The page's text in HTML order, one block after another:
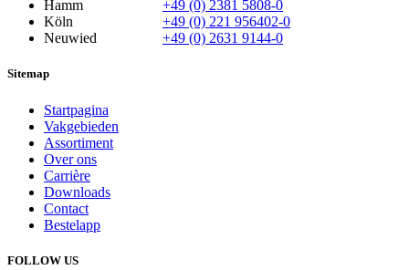
Hamm
+49 (0) 2381 5808-0
Köln
+49 (0) 221 956402-0
Neuwied
+49 (0) 2631 9144-0
Sitemap
Startpagina
Vakgebieden
Assortiment
Over ons
Carrière
Downloads
Contact
Bestelapp
FOLLOW US